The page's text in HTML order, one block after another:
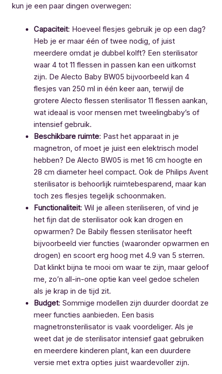
kun je een paar dingen overwegen:
Capaciteit: Hoeveel flesjes gebruik je op een dag?
Heb je er maar één of twee nodig, of juist
meerdere omdat je dubbel kolft? Een sterilisator
waar 4 tot 11 flessen in passen kan een uitkomst
zijn. De Alecto Baby BW05 bijvoorbeeld kan 4
flesjes van 250 ml in één keer aan, terwijl de
grotere Alecto flessen sterilisator 11 flessen aankan,
wat ideaal is voor mensen met tweelingbaby’s of
intensief gebruik.
Beschikbare ruimte: Past het apparaat in je
magnetron, of moet je juist een elektrisch model
hebben? De Alecto BW05 is met 16 cm hoogte en
28 cm diameter heel compact. Ook de Philips Avent
sterilisator is behoorlijk ruimtebesparend, maar kan
toch zes flesjes tegelijk schoonmaken.
Functionaliteit: Wil je alleen steriliseren, of vind je
het fijn dat de sterilisator ook kan drogen en
opwarmen? De Babily flessen sterilisator heeft
bijvoorbeeld vier functies (waaronder opwarmen en
drogen) en scoort erg hoog met 4.9 van 5 sterren.
Dat klinkt bijna te mooi om waar te zijn, maar geloof
me, zo’n all-in-one optie kan veel gedoe schelen
als je krap in de tijd zit.
Budget: Sommige modellen zijn duurder doordat ze
meer functies aanbieden. Een basis
magnetronsterilisator is vaak voordeliger. Als je
weet dat je de sterilisator intensief gaat gebruiken
en meerdere kinderen plant, kan een duurdere
versie met extra opties juist waardevoller zijn.